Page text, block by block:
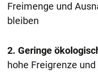
Freimenge und
bleiben
2. Geringe
hohe Freigrenze